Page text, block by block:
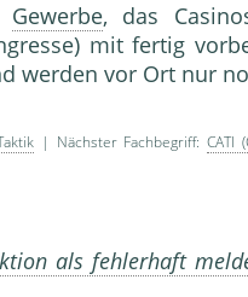
Gewerbe, das
mit fertig
werden vor Ort nur
| Nächster Fachbegriff: CATI
als fehlerhaft